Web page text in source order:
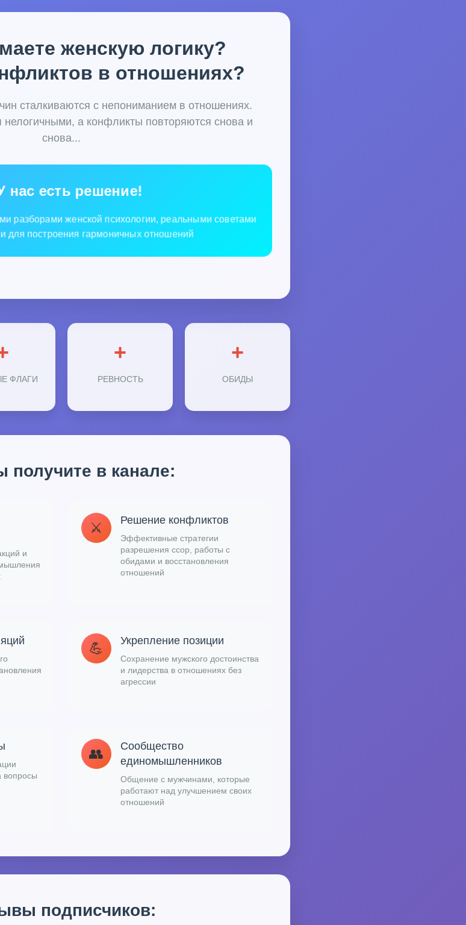
женскую логику?
в отношениях?
сталкиваются с непониманием в отношениях.
нелогичными, а конфликты повторяются снова и
снова...
нас есть решение!
разборами женской психологии, реальными советами
для построения гармоничных отношений
ФЛАГИ
+
РЕВНОСТЬ
+
ОБИДЫ
получите в канале:
и
⚔️ Решение конфликтов
Эффективные стратегии
разрешения ссор, работы с
обидами и восстановления
отношений
💪 Укрепление позиции
Сохранение мужского достоинства
и лидерства в отношениях без
агрессии
вопросы
👥
Сообщество
единомышленников
Общение с мужчинами, которые
работают над улучшением своих
отношений
подписчиков: